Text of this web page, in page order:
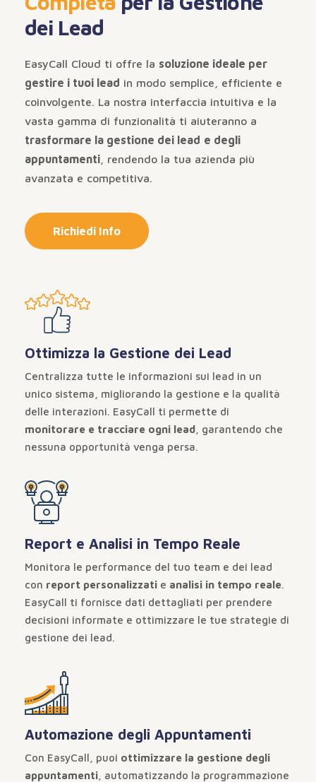
dei Lead
EasyCall Cloud ti offre la soluzione ideale per
gestire i tuoi lead in modo semplice, efficiente e
coinvolgente. La nostra interfaccia intuitiva e la
vasta gamma di funzionalità ti aiuteranno a
trasformare la gestione dei lead e degli
appuntamenti , rendendo la tua azienda più
avanzata e competitiva.
Richiedi Info
Ottimizza la Gestione dei Lead
Centralizza tutte le informazioni sui lead in un
unico sistema, migliorando la gestione e la qualità
delle interazioni. EasyCall ti permette di
monitorare e tracciare ogni lead , garantendo che
nessuna opportunità venga persa.
Report e Analisi in Tempo Reale
Monitora le performance del tuo team e dei lead
con report personalizzati e analisi in tempo reale.
EasyCall ti fornisce dati dettagliati per prendere
decisioni informate e ottimizzare le tue strategie di
gestione dei lead.
Automazione degli Appuntamenti
Con EasyCall, puoi ottimizzare la gestione degli
appuntamenti , automatizzando la programmazione